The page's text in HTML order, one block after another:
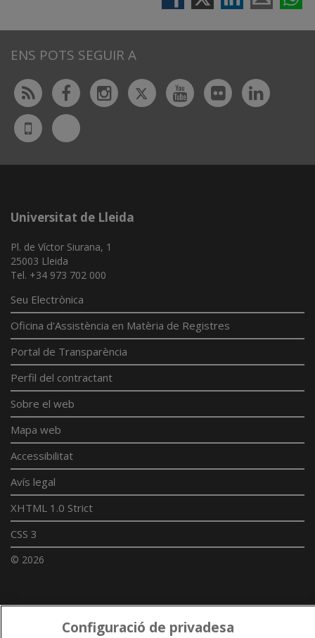
ENS POTS SEGUIR A
Rss FacebookInstagram
TwitterYoutubeFlickr
UdL
App
Bluesky
Universitat de Lleida
Pl. de Víctor Siurana, 1
25003 Lleida
Tel. +34 973 702 000
Seu Electrònica
Oficina d'Assistència en Matèria de Registres
Portal de Transparència
Perfil del contractant
Sobre el web
Mapa web
Accessibilitat
Avís legal
XHTML 1.0 Strict
CSS 3
© 2026
Configuració de privadesa